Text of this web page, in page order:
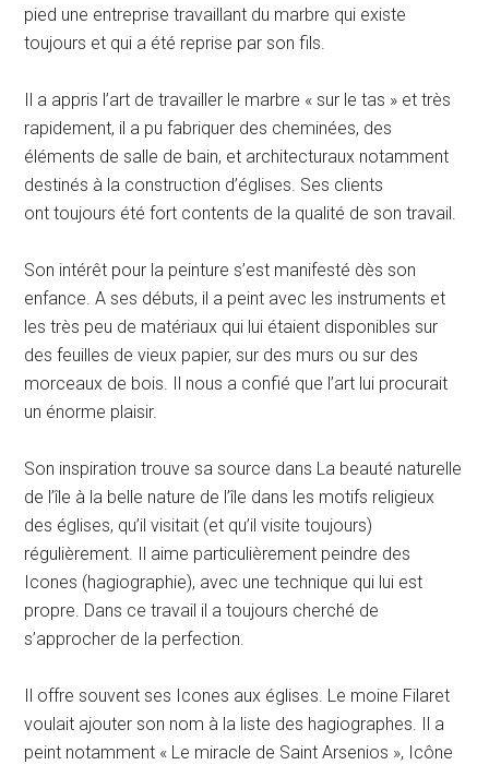
pied une entreprise travaillant du marbre qui existe
toujours et qui a été reprise par son fils.
Il a appris l’art de travailler le marbre « sur le tas » et très
rapidement, il a pu fabriquer des cheminées, des
éléments de salle de bain, et architecturaux notamment
destinés à la construction d’églises. Ses clients
ont toujours été fort contents de la qualité de son travail.
Son intérêt pour la peinture s’est manifesté dès son
enfance. A ses débuts, il a peint avec les instruments et
les très peu de matériaux qui lui étaient disponibles sur
des feuilles de vieux papier, sur des murs ou sur des
morceaux de bois. Il nous a confié que l’art lui procurait
un énorme plaisir.
Son inspiration trouve sa source dans La beauté naturelle
de l’île à la belle nature de l’île dans les motifs religieux
des églises, qu’il visitait (et qu’il visite toujours)
régulièrement. Il aime particulièrement peindre des
Icones (hagiographie), avec une technique qui lui est
propre. Dans ce travail il a toujours cherché de
s’approcher de la perfection.
Il offre souvent ses Icones aux églises. Le moine Filaret
voulait ajouter son nom à la liste des hagiographes. Il a
peint notamment « Le miracle de Saint Arsenios », Icône